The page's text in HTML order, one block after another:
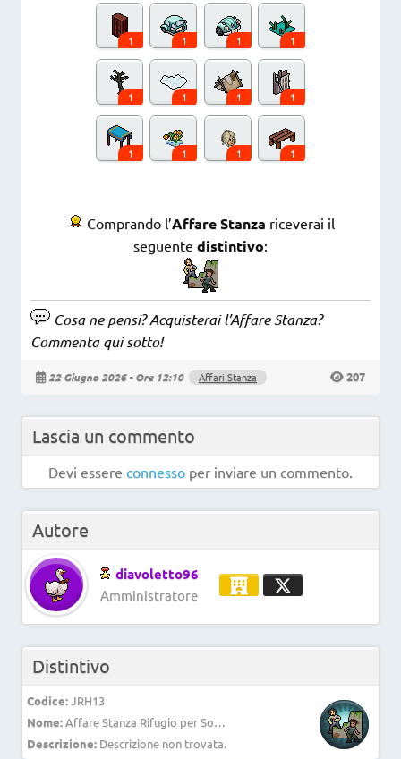
1 1 1 1
1 1 1 1
1 1 1 1
Comprando l’Affare Stanza riceverai il
seguente distintivo:
Cosa ne pensi? Acquisterai l’Affare Stanza?
Commenta qui sotto!
22 Giugno 2026 - Ore 12:10 Affari Stanza 207
Lascia un commento
Devi essere connesso per inviare un commento.
Autore
diavoletto96
Amministratore
Distintivo
Codice:JRH13
Nome:
Affare Stanza Rifugio per Sopravvissuti
Descrizione: Descrizione non trovata.